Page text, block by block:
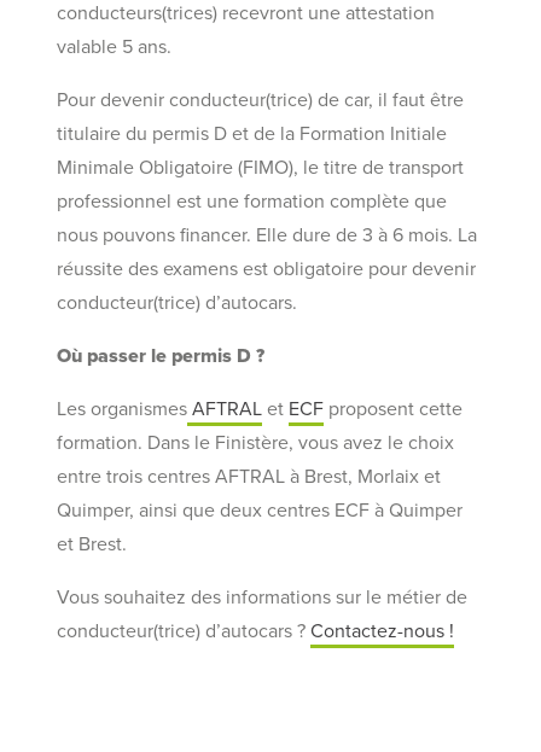
conducteurs(trices) recevront une attestation
valable 5 ans.
Pour devenir conducteur(trice) de car, il faut être
titulaire du permis D et de la Formation Initiale
Minimale Obligatoire (FIMO), le titre de transport
professionnel est une formation complète que
nous pouvons financer. Elle dure de 3 à 6 mois. La
réussite des examens est obligatoire pour devenir
conducteur(trice) d’autocars.
Où passer le permis D ?
Les organismes AFTRAL et ECF proposent cette
formation. Dans le Finistère, vous avez le choix
entre trois centres AFTRAL à Brest, Morlaix et
Quimper, ainsi que deux centres ECF à Quimper
et Brest.
Vous souhaitez des informations sur le métier de
conducteur(trice) d’autocars ?Contactez-nous !